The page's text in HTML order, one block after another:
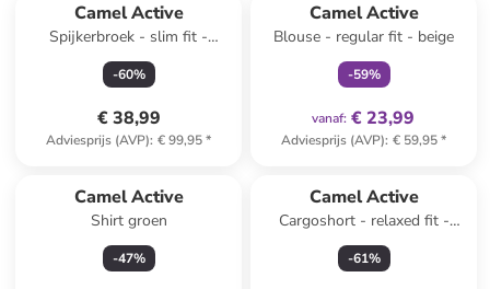
Camel Active
Spijkerbroek - slim fit -
donkerblauw
-60%
€ 38,99
Adviesprijs (AVP): € 99,95*
Camel Active
Blouse - regular fit - beige
-59%
vanaf: € 23,99
Adviesprijs (AVP): € 59,95*
Camel Active
Shirt groen
-47%
Camel Active
Cargoshort - relaxed fit -
donkerblauw
-61%